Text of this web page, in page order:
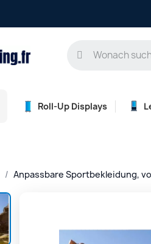
Roll-Up Displays
Anpassbare Sportbekleidung,